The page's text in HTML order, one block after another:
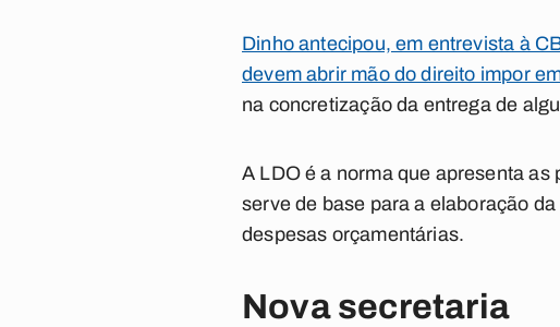
Dinho antecipou, em entrevista à
devem abrir mão do direito impor
na concretização da entrega de
A LDO é a norma que apresenta
serve de base para a elaboração
despesas orçamentárias.
Nova secretaria